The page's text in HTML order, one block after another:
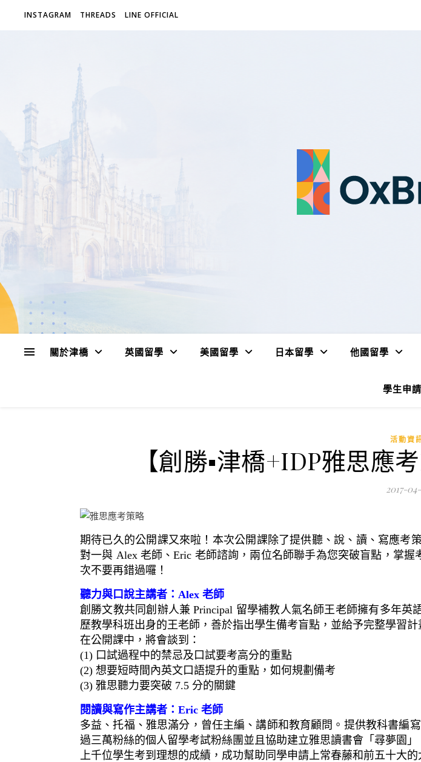
INSTAGRAM THREADS LINE OFFICIAL
關於津橋 英國留學 美國留學 日本留學 他國留學
學生申
活動資
【創勝▪津橋+IDP雅思應
2017-
期待已久的公開課又來啦！本次公開課除了提供聽、說、讀、寫應考
對一與 Alex 老師、Eric 老師諮詢，兩位名師聯手為您突破盲點，掌
次不要再錯過囉！
聽力與口說主講者：Alex 老師
創勝文教共同創辦人兼 Principal 留學補教人氣名師王老師擁有多年英
歷教學科班出身的王老師，善於指出學生備考盲點，並給予完整學習
在公開課中，將會談到：
(1) 口試過程中的禁忌及口試要考高分的重點
(2) 想要短時間內英文口語提升的重點，如何規劃備考
(3) 雅思聽力要突破 7.5 分的關鍵
閱讀與寫作主講者：Eric 老師
多益、托福、雅思滿分，曾任主編、講師和教育顧問。提供教科書編
過三萬粉絲的個人留學考試粉絲團並且協助建立雅思讀書會「尋夢園
上千位學生考到理想的成績，成功幫助同學申請上常春藤和前五十大的